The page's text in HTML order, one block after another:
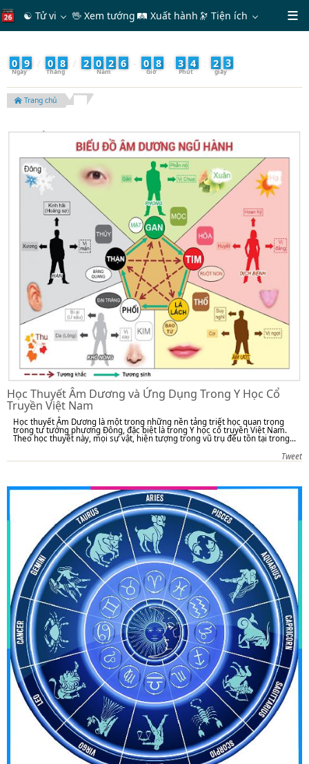
☯ Tử vi 🖖 Xem tướng 🛤 Xuất hành 🔭Tiện ích
0 9 0 8 2 0 2 6 0 8 3 4 2 4
Trang chủ
Học Thuyết Âm Dương và Ứng Dụng Trong Y Học Cổ
Truyền Việt Nam
Học thuyết Âm Dương là một trong những nền tảng triết học quan trọng
trong tư tưởng phương Đông, đặc biệt là trong Y học cổ truyền Việt Nam.
Theo học thuyết này, mọi sự vật, hiện tượng trong vũ trụ đều tồn tại trong...
Tweet